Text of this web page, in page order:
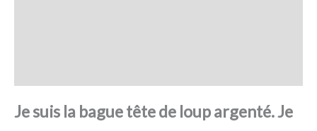
Je suis la bague tête de loup argenté. Je